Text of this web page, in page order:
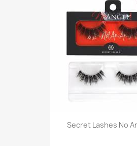
Secret Lashes No